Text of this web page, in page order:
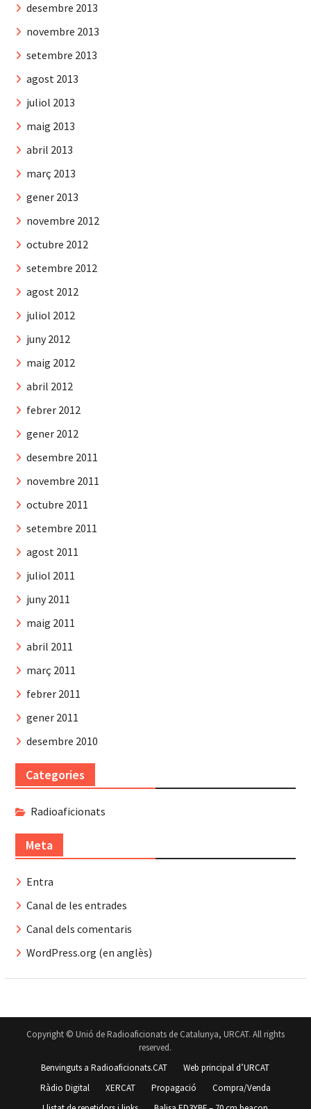
desembre 2013
novembre 2013
setembre 2013
agost 2013
juliol 2013
maig 2013
abril 2013
març 2013
gener 2013
novembre 2012
octubre 2012
setembre 2012
agost 2012
juliol 2012
juny 2012
maig 2012
abril 2012
febrer 2012
gener 2012
desembre 2011
novembre 2011
octubre 2011
setembre 2011
agost 2011
juliol 2011
juny 2011
maig 2011
abril 2011
març 2011
febrer 2011
gener 2011
desembre 2010
Categories
Radioaficionats
Meta
Entra
Canal de les entrades
Canal dels comentaris
WordPress.org (en anglès)
Copyright © Unió de Radioaficionats de Catalunya, URCAT. All rights
reserved.
Benvinguts a Radioaficionats.CAT
Web principal d’URCAT
Ràdio Digital
XERCAT Propagació
Compra/Venda